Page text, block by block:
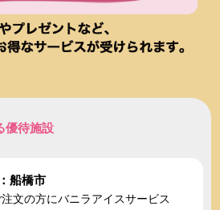
優待施設
船橋市
文の方にバニラアイスサービス